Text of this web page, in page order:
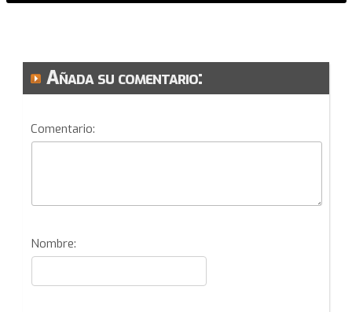
Añada su comentario:
Comentario:
Nombre: